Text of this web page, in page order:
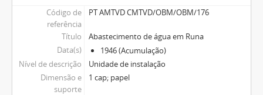
Código de
referência
PT AMTVD CMTVD/OBM/OBM/176
Título
Abastecimento de água em Runa
Data(s)
1946 (Acumulação)
Nível de descrição
Unidade de instalação
Dimensão e
suporte
1 cap; papel